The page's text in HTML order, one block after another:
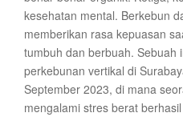
kesehatan mental. Berkebun
memberikan rasa kepuasan
tumbuh dan berbuah. Sebuah
perkebunan vertikal di
September 2023, di mana
mengalami stres berat